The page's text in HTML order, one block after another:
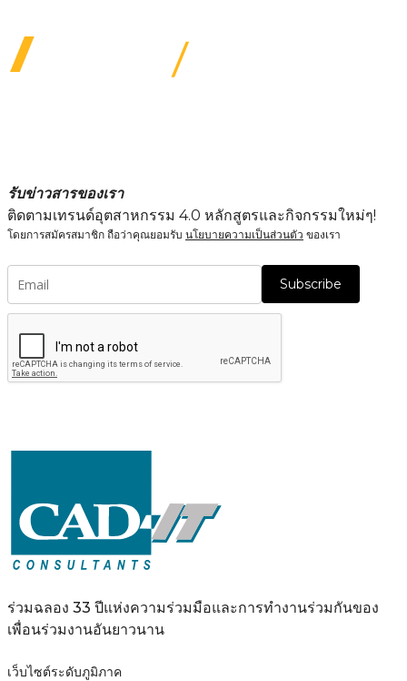
รับข่าวสารของเรา
ติดตามเทรนด์อุตสาหกรรม 4.0 หลักสูตรและกิจกรรมใหม่ๆ!
โดยการสมัครสมาชิก ถือว่าคุณยอมรับ นโยบายความเป็นส่วนตัว ของเรา
Subscribe
ร่วมฉลอง 33 ปีแห่งความร่วมมือและการทำงานร่วมกันของ
เพื่อนร่วมงานอันยาวนาน
เว็บไซต์ระดับภูมิภาค